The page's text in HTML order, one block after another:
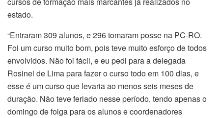
estado.
“Entraram 309 alunos, e 296 tomaram posse na PC-RO.
Foi um curso muito bom, pois teve muito esforço de todos
envolvidos. Não foi fácil, e eu pedi para a delegada
Rosinei de Lima para fazer o curso todo em 100 dias, e
esse é um curso que levaria ao menos seis meses de
duração. Não teve feriado nesse período, tendo apenas o
domingo de folga para os alunos e coordenadores